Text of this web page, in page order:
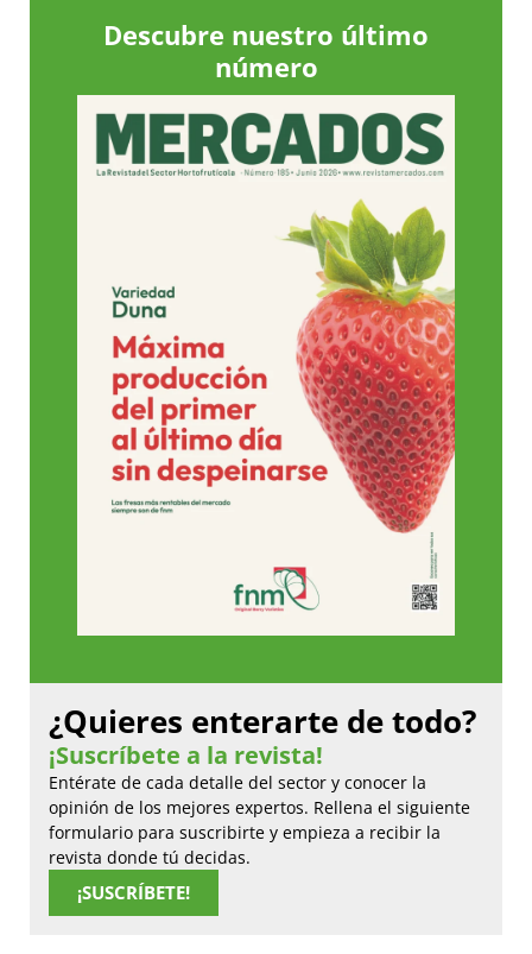
Descubre nuestro último
número
¿Quieres enterarte de todo?
¡Suscríbete a la revista!
Entérate de cada detalle del sector y conocer la
opinión de los mejores expertos. Rellena el siguiente
formulario para suscribirte y empieza a recibir la
revista donde tú decidas.
¡SUSCRÍBETE!